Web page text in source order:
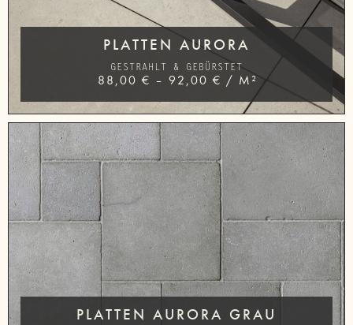
PLATTEN AURORA
GESTRAHLT & GEBÜRSTET
88,00 € – 92,00 € / M²
PLATTEN AURORA GRAU